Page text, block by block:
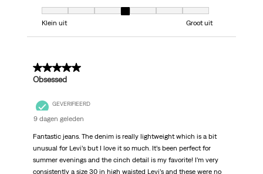
Model, 4 van 7, waarbij 1 gelijk is aan Klein uit en 7 gelijk is aan Groot uit
Klein uit
Groot uit
5 van 5 sterren.
Obsessed
GEVERIFIEERD
9 dagen geleden
Fantastic jeans. The denim is really lightweight which is a bit
unusual for Levi’s but I love it so much. It’s been perfect for
summer evenings and the cinch detail is my favorite! I’m very
consistently a size 30 in high waisted Levi’s and these were no